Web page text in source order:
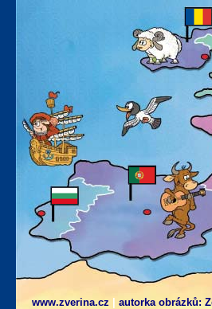
www.zverina.cz autorka obrázků: